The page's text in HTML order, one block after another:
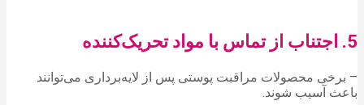
5. اجتناب از تماس با مواد تحریک‌کننده
– برخی محصولات مراقبت پوستی پس از لایه‌برداری می‌توانند
باعث آسیب شوند.